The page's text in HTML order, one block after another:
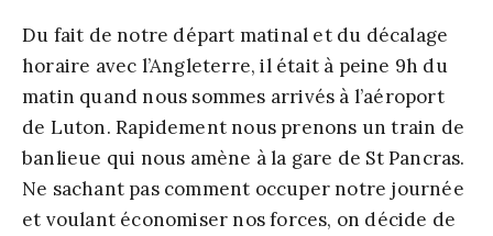
Du fait de notre départ matinal et du décalage
horaire avec l’Angleterre, il était à peine 9h du
matin quand nous sommes arrivés à l’aéroport
de Luton. Rapidement nous prenons un train de
banlieue qui nous amène à la gare de St Pancras.
Ne sachant pas comment occuper notre journée
et voulant économiser nos forces, on décide de